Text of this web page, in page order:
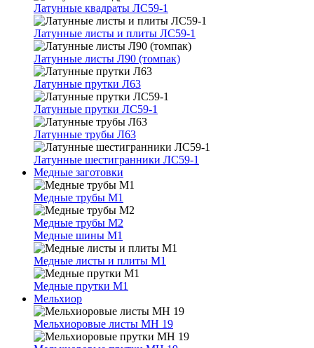
Латунные квадраты ЛС59-1
Латунные листы и плиты ЛС59-1
Латунные листы Л90 (томпак)
Латунные прутки Л63
Латунные прутки ЛС59-1
Латунные трубы Л63
Латунные шестигранники ЛС59-1
Медные заготовки
Медные трубы М1
Медные трубы М2
Медные шины М1
Медные листы и плиты М1
Медные прутки М1
Мельхиор
Мельхиоровые листы МН 19